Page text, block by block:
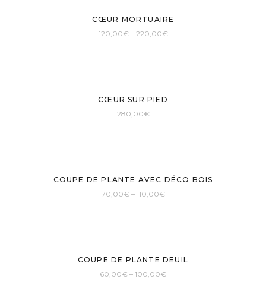
CŒUR MORTUAIRE
120,00€ – 220,00€
CŒUR SUR PIED
280,00€
COUPE DE PLANTE AVEC DÉCO BOIS
70,00€ – 110,00€
COUPE DE PLANTE DEUIL
60,00€ – 100,00€